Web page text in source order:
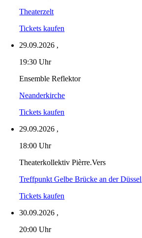
Theaterzelt
Tickets kaufen
29.09.2026 ,
19:30 Uhr
Ensemble Reflektor
Neanderkirche
Tickets kaufen
29.09.2026 ,
18:00 Uhr
Theaterkollektiv Pièrre.Vers
Treffpunkt Gelbe Brücke an der Düssel
Tickets kaufen
30.09.2026 ,
20:00 Uhr